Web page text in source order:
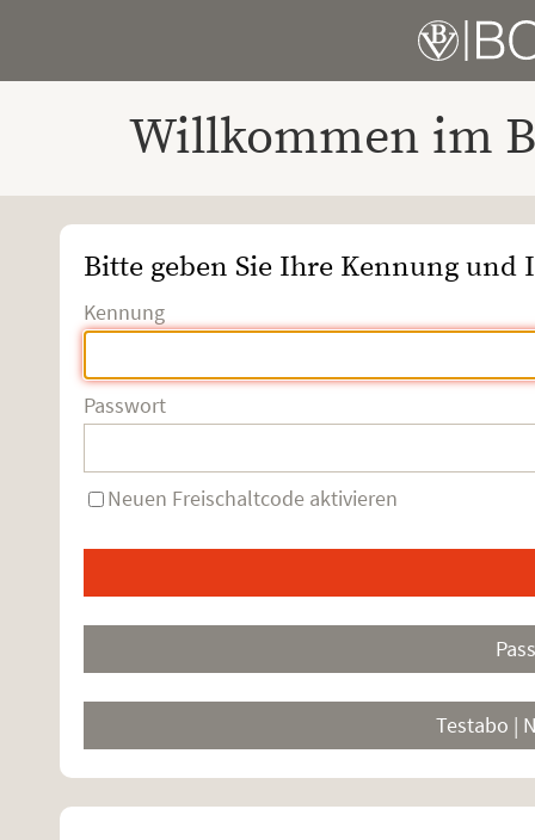
Willkommen im
Bitte geben Sie Ihre Kennung und
Kennung
Passwort
Neuen Freischaltcode aktivieren
Testabo |